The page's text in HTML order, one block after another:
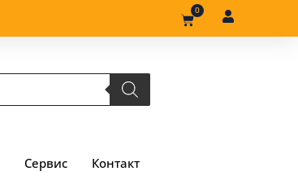
0
Сервис Контакт